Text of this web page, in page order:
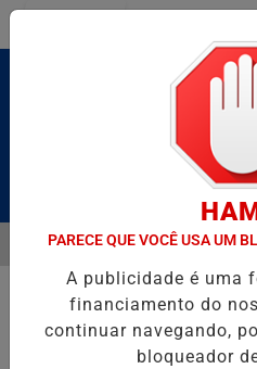
Pesquisar Notícia
HOMENAGEIA UZIEL
EM ALTA
PARECE QUE VOCÊ USA UM
A publicidade é uma
financiamento do
continuar navegando,
bloqueador